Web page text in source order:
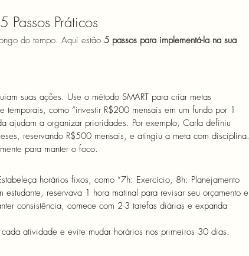
Passos Práticos
do tempo. Aqui estão 5 passos para implementá-la na sua
suas ações. Use o método SMART para criar metas
como “investir R$200 mensais em um fundo por 1
ajudam a organizar prioridades. Por exemplo, Carla definiu
reservando R$500 mensais, e atingiu a meta com disciplina.
para manter o foco.
horários fixos, como “7h: Exercício, 8h: Planejamento
estudante, reservava 1 hora matinal para revisar seu orçamento e
consistência, comece com 2-3 tarefas diárias e expanda
atividade e evite mudar horários nos primeiros 30 dias.